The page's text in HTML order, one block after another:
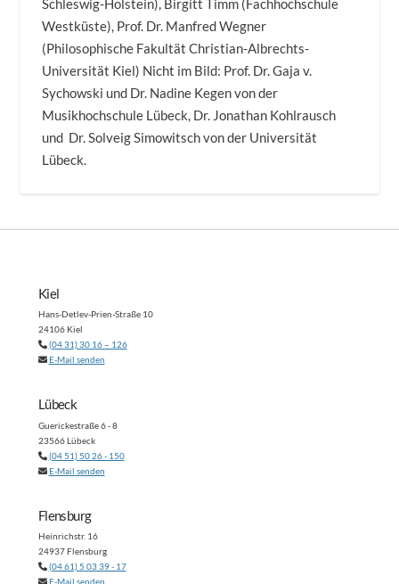
Schleswig-Holstein), Birgitt Timm (Fachhochschule
Westküste), Prof. Dr. Manfred Wegner
(Philosophische Fakultät Christian-Albrechts-
Universität Kiel) Nicht im Bild: Prof. Dr. Gaja v.
Sychowski und Dr. Nadine Kegen von der
Musikhochschule Lübeck, Dr. Jonathan Kohlrausch
und Dr. Solveig Simowitsch von der Universität
Lübeck.
Kiel
Hans-Detlev-Prien-Straße 10
24106 Kiel
(04 31) 30 16 – 126
E-Mail senden
Lübeck
Guerickestraße 6 - 8
23566 Lübeck
(04 51) 50 26 - 150
E-Mail senden
Flensburg
Heinrichstr. 16
24937 Flensburg
(04 61) 5 03 39 - 17
E-Mail senden